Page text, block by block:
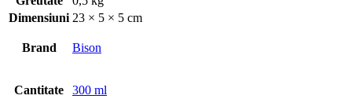
Dimensiuni 23 × 5 × 5 cm
Brand Bison
Cantitate 300 ml